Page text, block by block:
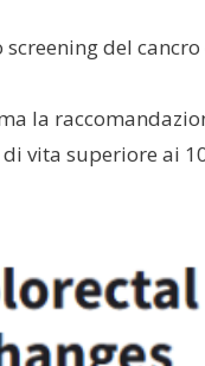
del cancro
la
vita superiore ai